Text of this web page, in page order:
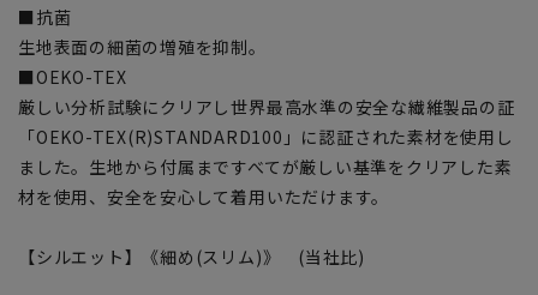
■抗菌
生地表面の細菌の増殖を抑制。
■OEKO-TEX
厳しい分析試験にクリアし世界最高水準の安全な繊維製品の証
「OEKO-TEX(R)STANDARD100」に認証された素材を使用し
ました。生地から付属まですべてが厳しい基準をクリアした素
材を使用、安全を安心して着用いただけます。
【シルエット】《細め(スリム)》 (当社比)